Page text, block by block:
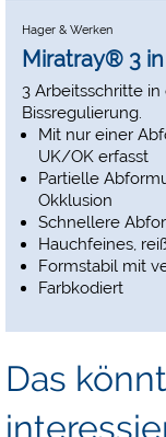
Hager & Werken
Miratray® 3 in
3 Arbeitsschritte
Bissregulierung.
Mit nur einer
UK/OK erfasst
Partielle
Okklusion
Schnellere
Hauchfeines,
Formstabil mit
Farbkodiert
Das